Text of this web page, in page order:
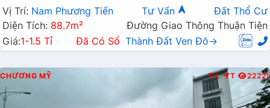
Vị Trí: Nam Phương Tiến Tư Vấn
Đất Thổ Cư
Diện Tích: 88.7m²
Đường Giao Thông Thuận Tiện
Giá:1-1.5 Tỉ Đã Có Sổ Thành Đất Ven Đô→
CHƯƠNG MỸ T.L T 22221